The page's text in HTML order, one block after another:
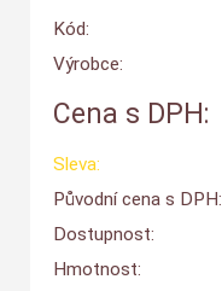
Kód:
Výrobce:
Cena s DPH:
Sleva:
Původní cena s DPH:
Dostupnost:
Hmotnost: